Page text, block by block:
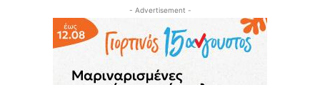
- Advertisement -